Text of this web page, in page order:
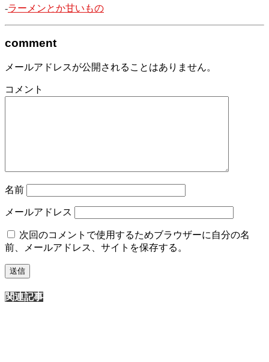
-ラーメンとか甘いもの
comment
メールアドレスが公開されることはありません。
コメント
名前
メールアドレス
次回のコメントで使用するためブラウザーに自分の名
前、メールアドレス、サイトを保存する。
関連記事